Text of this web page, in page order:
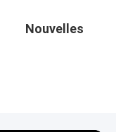
Nouvelles